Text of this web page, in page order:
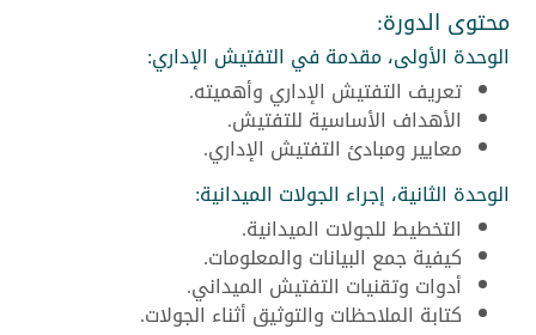
محتوى الدورة:
الوحدة الأولى، مقدمة في التفتيش الإداري:
تعريف التفتيش الإداري وأهميته.
الأهداف الأساسية للتفتيش.
معايير ومبادئ التفتيش الإداري.
الوحدة الثانية، إجراء الجولات الميدانية:
التخطيط للجولات الميدانية.
كيفية جمع البيانات والمعلومات.
أدوات وتقنيات التفتيش الميداني.
كتابة الملاحظات والتوثيق أثناء الجولات.